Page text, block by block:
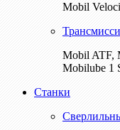
Mobil
Mobil ATF,
Mobilube 1
Станки